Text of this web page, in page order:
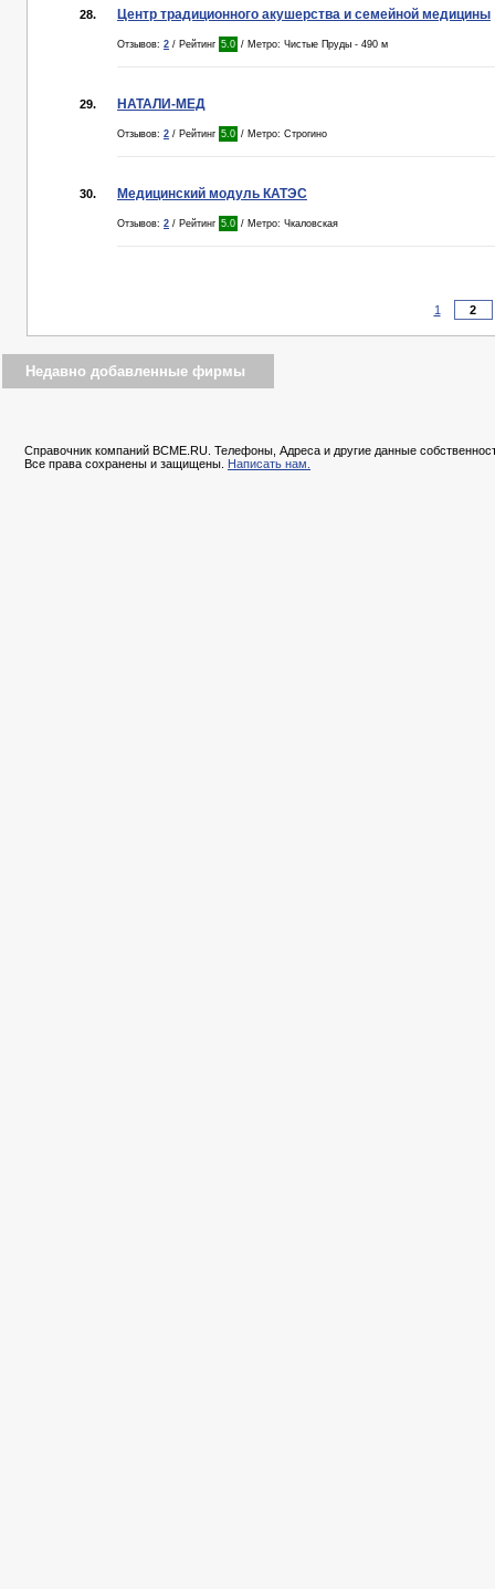
28. Центр традиционного акушерства и семейной медицины
Отзывов: 2 / Рейтинг 5.0 / Метро: Чистые Пруды - 490 м
29. НАТАЛИ-МЕД
Отзывов: 2 / Рейтинг 5.0 / Метро: Строгино
30. Медицинский модуль КАТЭС
Отзывов: 2 / Рейтинг 5.0 / Метро: Чкаловская
1
Недавно добавленные фирмы
Справочник компаний BCME.RU. Телефоны, Адреса и другие данные
Все права сохранены и защищены. Написать нам.